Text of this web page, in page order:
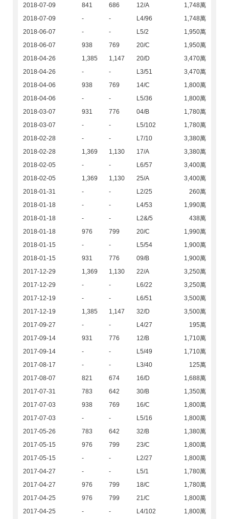
2018-07-09
841 686 12/A
1,748萬
2018-07-09
- - L4/96
1,748萬
2018-06-07
- - L5/2
1,950萬
2018-06-07
938 769 20/C
1,950萬
2018-04-26
1,385 1,147 20/D
3,470萬
2018-04-26
- - L3/51
3,470萬
2018-04-06
938 769 14/C
1,800萬
2018-04-06
- - L5/36
1,800萬
2018-03-07
931 776 04/B
1,780萬
2018-03-07
- - L5/102
1,780萬
2018-02-28
- - L7/10
3,380萬
2018-02-28
1,369 1,130 17/A
3,380萬
2018-02-05
- - L6/57
3,400萬
2018-02-05
1,369 1,130 25/A
3,400萬
2018-01-31
- - L2/25
260萬
2018-01-18
- - L4/53
1,990萬
2018-01-18
- - L2&/5
438萬
2018-01-18
976 799 20/C
1,990萬
2018-01-15
- - L5/54
1,900萬
2018-01-15
931 776 09/B
1,900萬
2017-12-29
1,369 1,130 22/A
3,250萬
2017-12-29
- - L6/22
3,250萬
2017-12-19
- - L6/51
3,500萬
2017-12-19
1,385 1,147 32/D
3,500萬
2017-09-27
- - L4/27
195萬
2017-09-14
931 776 12/B
1,710萬
2017-09-14
- - L5/49
1,710萬
2017-08-17
- - L3/40
125萬
2017-08-07
821 674 16/D
1,688萬
2017-07-31
783 642 30/B
1,350萬
2017-07-03
938 769 16/C
1,800萬
2017-07-03
- - L5/16
1,800萬
2017-05-26
783 642 32/B
1,380萬
2017-05-15
976 799 23/C
1,800萬
2017-05-15
- - L2/27
1,800萬
2017-04-27
- - L5/1
1,780萬
2017-04-27
976 799 18/C
1,780萬
2017-04-25
976 799 21/C
1,800萬
2017-04-25
- - L4/102 1,800萬